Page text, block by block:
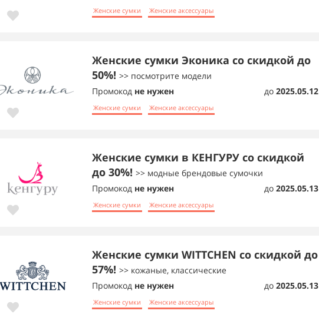
Женские сумки Женские аксессуары
Женские сумки Эконика со скидкой до
50%! >> посмотрите модели
Промокод не нужен до 2025.05.12
Женские сумки Женские аксессуары
Женские сумки в КЕНГУРУ со скидкой
до 30%! >> модные брендовые сумочки
Промокод не нужен до 2025.05.13
Женские сумки Женские аксессуары
Женские сумки WITTCHEN со скидкой до
57%! >> кожаные, классические
Промокод не нужен до 2025.05.13
Женские сумки Женские аксессуары